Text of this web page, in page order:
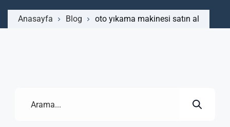
Anasayfa Blog oto yıkama makinesi satın al